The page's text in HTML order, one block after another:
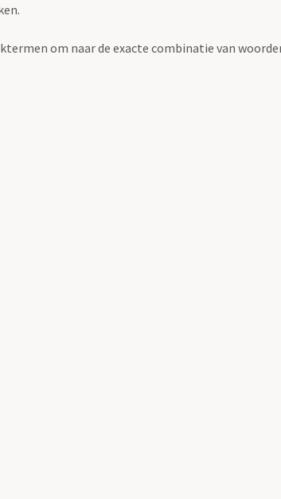
om naar de exacte combinatie van